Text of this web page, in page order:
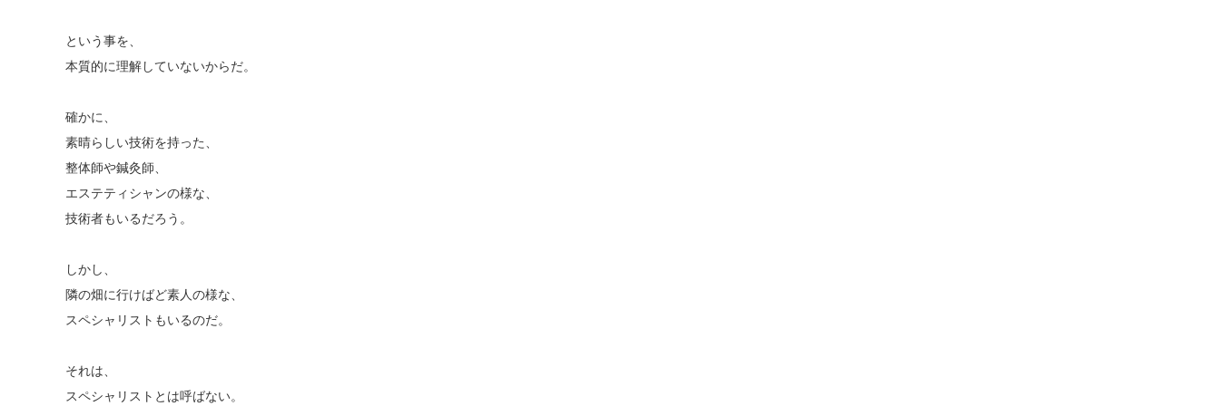
という事を、
本質的に理解していないからだ。
確かに、
素晴らしい技術を持った、
整体師や鍼灸師、
エステティシャンの様な、
技術者もいるだろう。
しかし、
隣の畑に行けばど素人の様な、
スペシャリストもいるのだ。
それは、
スペシャリストとは呼ばない。